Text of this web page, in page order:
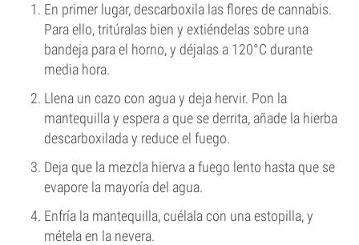
En primer lugar, descarboxila las flores de cannabis.
Para ello, tritúralas bien y extiéndelas sobre una
bandeja para el horno, y déjalas a 120°C durante
media hora.
Llena un cazo con agua y deja hervir. Pon la
mantequilla y espera a que se derrita, añade la hierba
descarboxilada y reduce el fuego.
Deja que la mezcla hierva a fuego lento hasta que se
evapore la mayoría del agua.
Enfría la mantequilla, cuélala con una estopilla, y
métela en la nevera.